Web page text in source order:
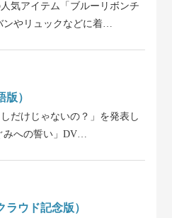
気アイテム「ブルーリボンチ
ンやリュックなどに着…
）
だけじゃないの？」を発表し
みへの誓い」DV…
ラウド記念版）